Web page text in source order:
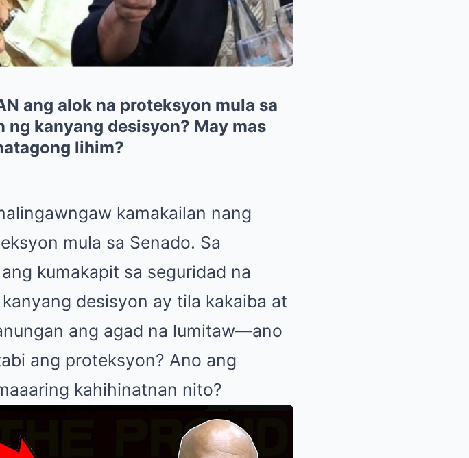
ang alok na proteksyon mula sa
kanyang desisyon? May mas
lihim?
kamakailan nang
mula sa Senado. Sa
kumakapit sa seguridad na
desisyon ay tila kakaiba at
ang agad na lumitaw—ano
ang proteksyon? Ano ang
kahihinatnan nito?